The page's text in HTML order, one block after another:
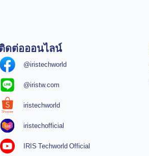
ดต่อออนไลน์
@iristechworld
@iristw.com
iristechworld
iristechofficial
IRIS Techworld Official